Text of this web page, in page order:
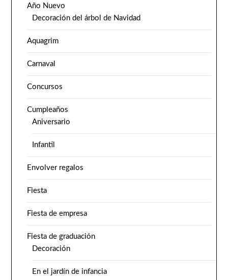
Año Nuevo
Decoración del árbol de Navidad
Aquagrim
Carnaval
Concursos
Cumpleaños
Aniversario
Infantil
Envolver regalos
Fiesta
Fiesta de empresa
Fiesta de graduación
Decoración
En el jardín de infancia